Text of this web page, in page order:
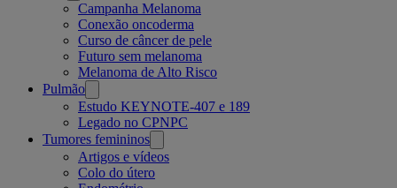
Campanha Melanoma
Conexão oncoderma
Curso de câncer de pele
Futuro sem melanoma
Melanoma de Alto Risco
Pulmão
Estudo KEYNOTE-407 e 189
Legado no CPNPC
Tumores femininos
Artigos e vídeos
Colo do útero